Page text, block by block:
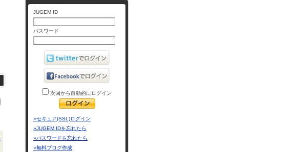
JUGEM ID
パスワード
次回から自動的にログイン
»セキュア(SSL)ログイン
»JUGEM IDを忘れたら
»パスワードを忘れたら
»無料ブログ作成